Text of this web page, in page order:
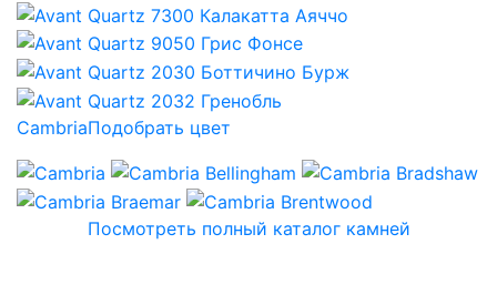
CambriaПодобрать цвет
Посмотреть полный каталог камней